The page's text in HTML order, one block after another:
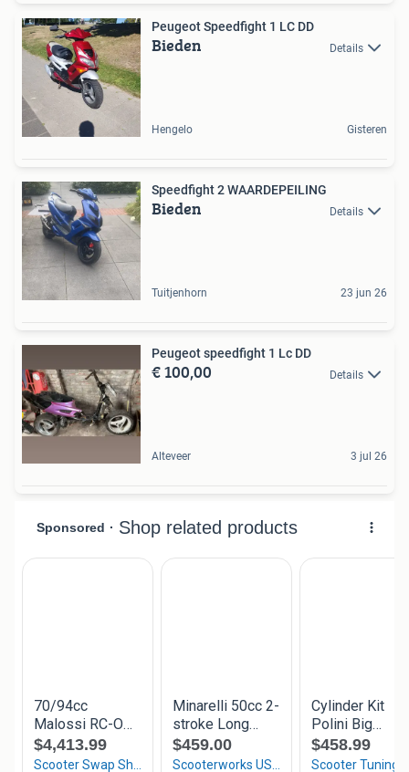
Peugeot Speedfight 1 LC DD
Bieden Details
Hengelo Gisteren
Speedfight 2 ️WAARDEPEILING️
Bieden Details
Tuitjenhorn 23 jun 26
Peugeot speedfight 1 Lc DD
€ 100,00 Details
Alteveer 3 jul 26